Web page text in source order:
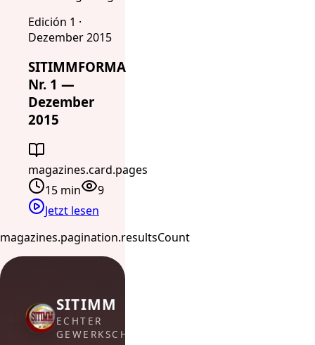
Edición 1 ·
Dezember 2015
SITIMMFORMA
Nr. 1 —
Dezember
2015
magazines.card.pages
15 min
9
Jetzt lesen
magazines.pagination.resultsCount
SITIMM
ECHTER
GEWERKSCHAFTSGEIST